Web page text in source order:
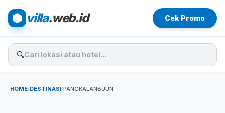
villa.web.id Cek Promo
🔍
HOME/DESTINASI/PANGKALANBUUN